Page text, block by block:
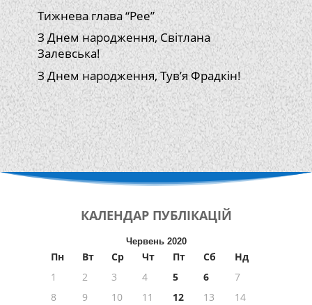
Тижнева глава “Рее”
З Днем народження, Світлана
Залевська!
З Днем народження, Тув’я Фрадкін!
КАЛЕНДАР ПУБЛІКАЦІЙ
Червень 2020
Пн Вт Ср Чт Пт Сб
Нд
1
2 3 4 5 6
7
8
9 10 11 12 13
14